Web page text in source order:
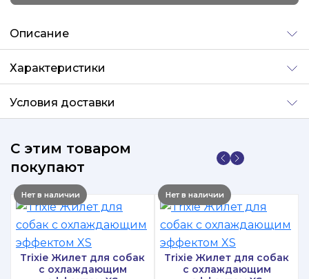
Описание
Характеристики
Условия доставки
С этим товаром
покупают
Нет в наличии
Trixie Жилет для собак
с охлаждающим
Нет в наличии
Trixie Жилет для собак
с охлаждающим